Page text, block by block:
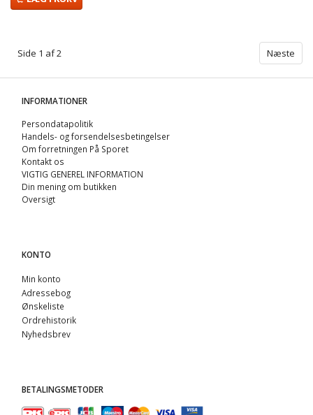
Side 1 af 2 Næste
INFORMATIONER
Persondatapolitik
Handels- og forsendelsesbetingelser
Om forretningen På Sporet
Kontakt os
VIGTIG GENEREL INFORMATION
Din mening om butikken
Oversigt
KONTO
Min konto
Adressebog
Ønskeliste
Ordrehistorik
Nyhedsbrev
BETALINGSMETODER